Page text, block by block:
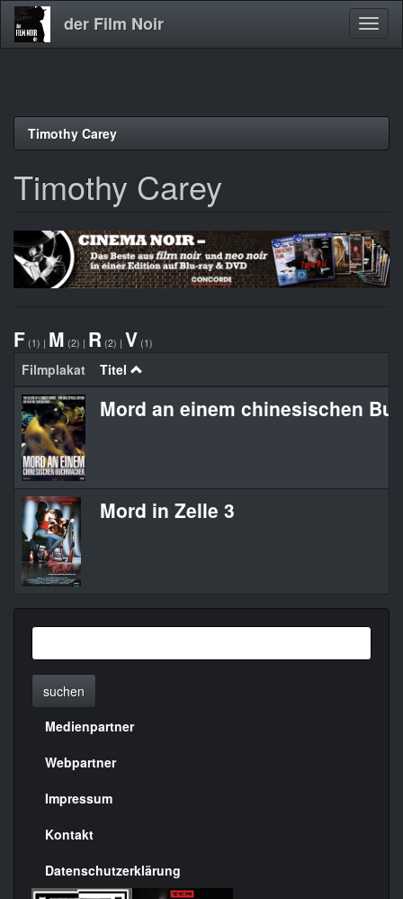
Direkt
der Film Noir
Timothy Carey
Timothy Carey
F (1) | M (2) | R (2) | V (1)
Filmplakat Titel
Mord an einem chinesischen
Mord in Zelle 3
suchen
Menülinks
rechte
Seite
Medienpartner
Webpartner
Impressum
Kontakt
Datenschutzerklärung